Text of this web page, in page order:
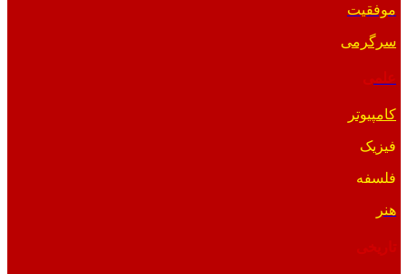
موفقیت
سرگرمی
کامپیوتر
فیزیک
فلسفه
هنر